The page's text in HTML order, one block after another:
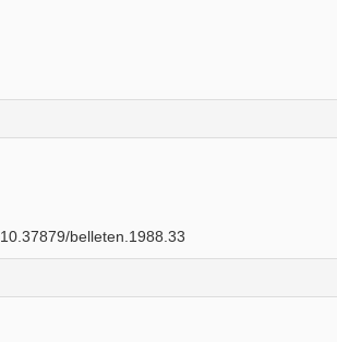
10.37879/belleten.1988.33